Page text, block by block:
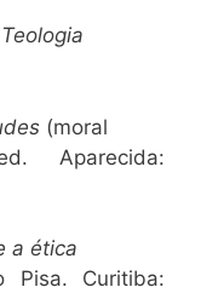
(moral
Aparecida:
a ética
Pisa. Curitiba: